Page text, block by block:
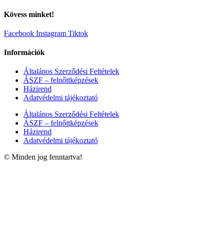
Kövess minket!
Facebook Instagram Tiktok
Információk
Általános Szerződési Feltételek
ÁSZF – felnőttképzések
Házirend
Adatvédelmi tájékoztató
Általános Szerződési Feltételek
ÁSZF – felnőttképzések
Házirend
Adatvédelmi tájékoztató
© Minden jog fenntartva!